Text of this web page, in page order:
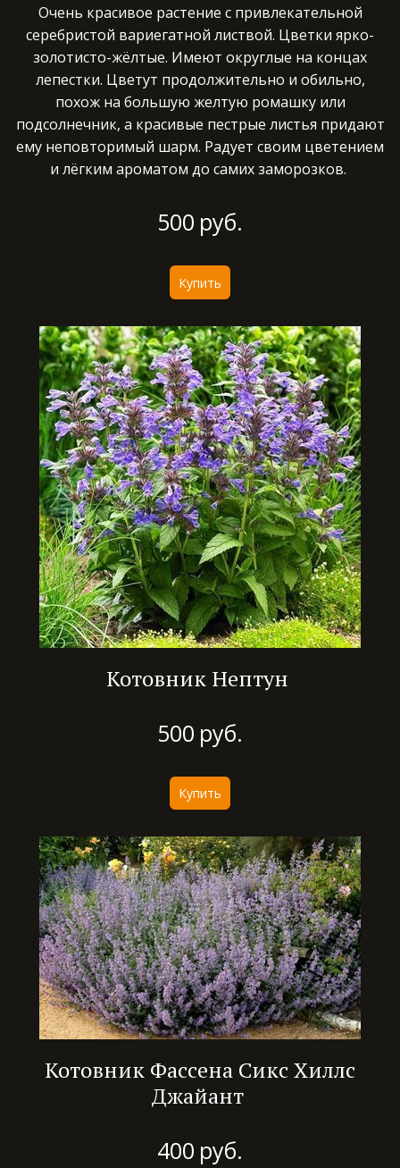
Очень красивое растение с привлекательной
серебристой вариегатной листвой. Цветки ярко-
золотисто-жёлтые. Имеют округлые на концах
лепестки. Цветут продолжительно и обильно,
похож на большую желтую ромашку или
подсолнечник, а красивые пестрые листья придают
ему неповторимый шарм. Радует своим цветением
и лёгким ароматом до самих заморозков.
500 руб.
Купить
Котовник Нептун
500 руб.
Купить
Котовник Фассена Сикс Хиллс
Джайант
400 руб.